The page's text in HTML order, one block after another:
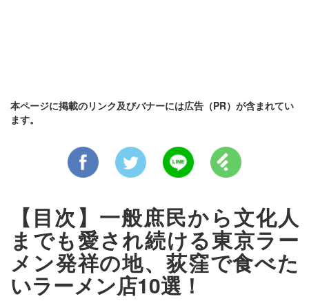
本ページに掲載のリンク及びバナーには広告（PR）が含まれてい
ます。
【目次】一般庶民から文化人
までも愛され続ける東京ラー
メン発祥の地、荻窪で食べた
いラーメン店10選！